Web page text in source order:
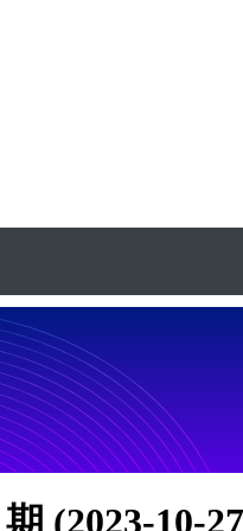
(2023-10-